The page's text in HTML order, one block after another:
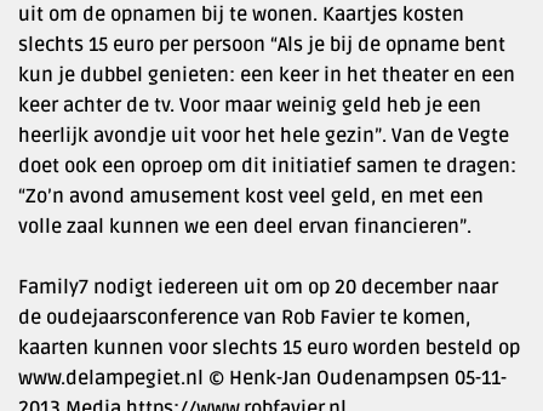
uit om de opnamen bij te wonen. Kaartjes kosten
slechts 15 euro per persoon “Als je bij de opname bent
kun je dubbel genieten: een keer in het theater en een
keer achter de tv. Voor maar weinig geld heb je een
heerlijk avondje uit voor het hele gezin”. Van de Vegte
doet ook een oproep om dit initiatief samen te dragen:
“Zo’n avond amusement kost veel geld, en met een
volle zaal kunnen we een deel ervan financieren”.
Family7 nodigt iedereen uit om op 20 december naar
de oudejaarsconference van Rob Favier te komen,
kaarten kunnen voor slechts 15 euro worden besteld op
www.delampegiet.nl © Henk-Jan Oudenampsen 05-11-